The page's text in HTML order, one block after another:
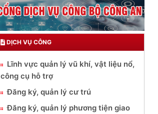
DỊCH VỤ CÔNG
Lĩnh vực quản lý vũ khí, vật liệu nổ,
công cụ hỗ trợ
Đăng ký, quản lý cư trú
Đăng ký, quản lý phương tiện giao